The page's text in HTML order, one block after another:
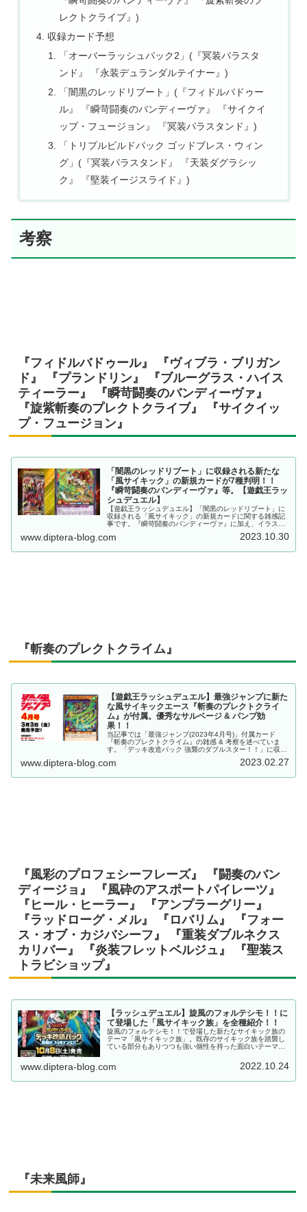
レクトクライブ』)
収録カード予想
「オーバーラッシュパック2」(『冥装パラスタ
ンド』 『永装デュランダルテイナー』)
「闇黒のレッドリブート」(『フィドルバドゥー
ル』 『瞬苛闘奏のバンディーヴァ』 『サイクイ
ップ・フュージョン』 『冥装パラスタンド』)
「トリプルビルドパック ゴッドブレス・ウィン
グ」(『冥装パラスタンド』 『天装ダグラシッ
ク』 『堅装イージスライド』)
考察
『フィドルバドゥール』 『ヴィブラ・ブリガン
ド』 『プランドリン』 『ブルーグラス・ハイス
ティーラー』 『瞬苛闘奏のバンディーヴァ』
『旋紫斬奏のプレクトクライブ』 『サイクイッ
プ・フュージョン』
「闇黒のレッドリブート」に収録される新たな
「風サイキック」の新規カードが7種判明！！
『瞬苛闘奏のバンディーヴァ』等。【遊戯王ラッ
シュデュエル】
【遊戯王ラッシュデュエル】「闇黒のレッドリブート」に
収録される「風サイキック」の新規カードに関する雑感記
事です。『瞬苛闘奏のバンディーヴァ』に加え、イラスト
ストアドが凄まじい……。
www.diptera-blog.com 2023.10.30
『斬奏のプレクトクライム』
【遊戯王ラッシュデュエル】最強ジャンプに新た
な風サイキックエース『斬奏のプレクトクライ
ム』が付属。優秀なサルベージ & パンプ効
果！！
当記事では「最強ジャンプ(2023年4月号)」付属カード
『斬奏のプレクトクライム』の雑感 & 考察を述べていま
す。「デッキ改造パック 強襲のダブルスター！！」に収録
のシナジーが強く意識された新エースです。
www.diptera-blog.com 2023.02.27
『風彩のプロフェシーフレーズ』 『闘奏のバン
ディージョ』 『風砕のアスポートパイレーツ』
『ヒール・ヒーラー』 『アンプラーグリー』
『ラッドローグ・メル』 『ロバリム』 『フォー
ス・オブ・カジバシーフ』 『重装ダブルネクス
カリバー』 『炎装フレットベルジュ』 『聖装ス
トラビショップ』
【ラッシュデュエル】旋風のフォルテシモ！！に
て登場した「風サイキック族」を全種紹介！！
旋風のフォルテシモ！！で登場した新たなサイキック族の
テーマ「風サイキック族」。既存のサイキック族を踏襲し
ている部分もありつつも強い個性を持った面白いテーマと
キックのモンスター達を紹介していきます。
www.diptera-blog.com 2022.10.24
『未来風師』